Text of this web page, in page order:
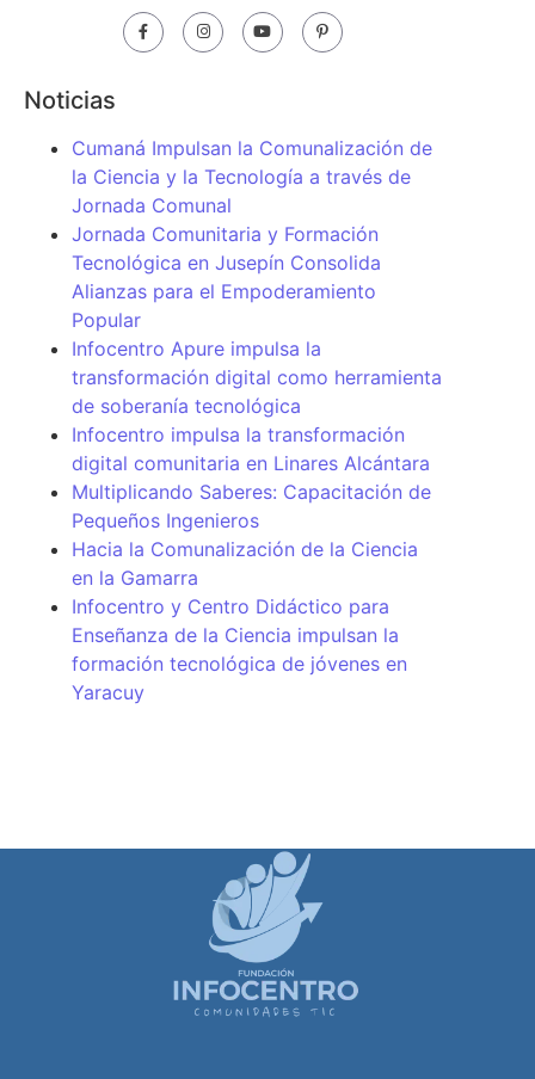
Noticias
Cumaná Impulsan la Comunalización de
la Ciencia y la Tecnología a través de
Jornada Comunal
Jornada Comunitaria y Formación
Tecnológica en Jusepín Consolida
Alianzas para el Empoderamiento
Popular
Infocentro Apure impulsa la
transformación digital como herramienta
de soberanía tecnológica
Infocentro impulsa la transformación
digital comunitaria en Linares Alcántara
Multiplicando Saberes: Capacitación de
Pequeños Ingenieros
Hacia la Comunalización de la Ciencia
en la Gamarra
Infocentro y Centro Didáctico para
Enseñanza de la Ciencia impulsan la
formación tecnológica de jóvenes en
Yaracuy